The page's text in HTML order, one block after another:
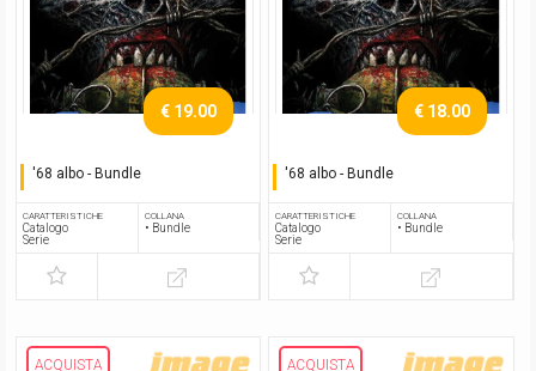
'68 albo - Bundle
€ 19.00
CARATTERISTICHE
Catalogo
Serie
COLLANA
• Bundle
'68 albo - Bundle
€ 18.00
CARATTERISTICHE
Catalogo
Serie
COLLANA
• Bundle
ACQUISTA ACQUISTA